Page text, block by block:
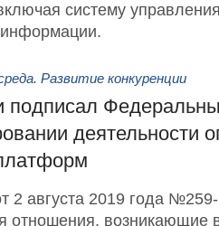
систему
Развитие конкуренции
подписал
деятельности
2 августа 2019 года
отношения, возникающие